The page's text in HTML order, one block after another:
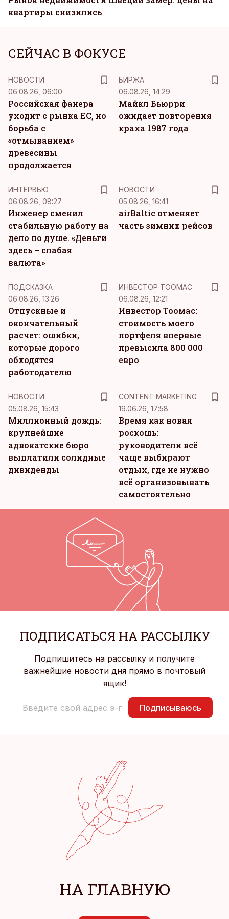
квартиры снизились
СЕЙЧАС В ФОКУСЕ
НОВОСТИ
06.08.26, 06:00
Российская фанера
уходит с рынка ЕС, но
борьба с
«отмыванием»
древесины
продолжается
БИРЖА
06.08.26, 14:29
Майкл Бьюрри
ожидает повторения
краха 1987 года
ИНТЕРВЬЮ
06.08.26, 08:27
Инженер сменил
стабильную работу на
дело по душе. «Деньги
здесь – слабая
валюта»
НОВОСТИ
05.08.26, 16:41
airBaltic отменяет
часть зимних рейсов
ПОДСКАЗКА
06.08.26, 13:26
Отпускные и
окончательный
расчет: ошибки,
которые дорого
обходятся
работодателю
ИНВЕСТОР ТООМАС
06.08.26, 12:21
Инвестор Тоомас:
стоимость моего
портфеля впервые
превысила 800 000
евро
НОВОСТИ
05.08.26, 15:43
Миллионный дождь:
крупнейшие
адвокатские бюро
выплатили солидные
дивиденды
CONTENT MARKETING
19.06.26, 17:58
Время как новая
роскошь:
руководители всё
чаще выбирают
отдых, где не нужно
всё организовывать
самостоятельно
ПОДПИСАТЬСЯ НА РАССЫЛКУ
Подпишитесь на рассылку и получите
важнейшие новости дня прямо в почтовый
ящик!
Подписываюсь
НА ГЛАВНУЮ